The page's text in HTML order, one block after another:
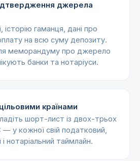
джерела
історію гаманця, дані про
на всю суму депозиту.
меморандуму про джерело
банки та нотаріуси.
країнами
шорт-лист із двох-трьох
у кожної свій податковий,
нотаріальний таймлайн.